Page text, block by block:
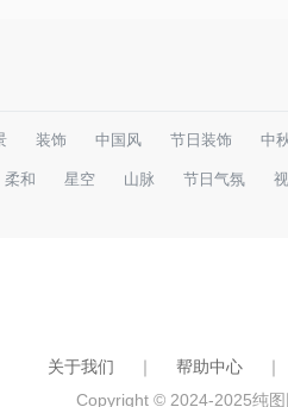
装饰 中国风 节日装饰 中
柔和 星空 山脉 节日气氛
关于我们 ｜ 帮助中心
｜
Copyright © 2024-2025纯